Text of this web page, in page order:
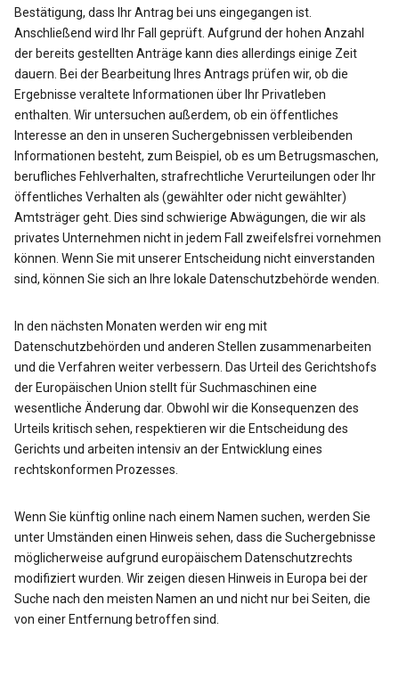
Bestätigung, dass Ihr Antrag bei uns eingegangen ist.
Anschließend wird Ihr Fall geprüft. Aufgrund der hohen Anzahl
der bereits gestellten Anträge kann dies allerdings einige Zeit
dauern. Bei der Bearbeitung Ihres Antrags prüfen wir, ob die
Ergebnisse veraltete Informationen über Ihr Privatleben
enthalten. Wir untersuchen außerdem, ob ein öffentliches
Interesse an den in unseren Suchergebnissen verbleibenden
Informationen besteht, zum Beispiel, ob es um Betrugsmaschen,
berufliches Fehlverhalten, strafrechtliche Verurteilungen oder Ihr
öffentliches Verhalten als (gewählter oder nicht gewählter)
Amtsträger geht. Dies sind schwierige Abwägungen, die wir als
privates Unternehmen nicht in jedem Fall zweifelsfrei vornehmen
können. Wenn Sie mit unserer Entscheidung nicht einverstanden
sind, können Sie sich an Ihre lokale Datenschutzbehörde wenden.
In den nächsten Monaten werden wir eng mit
Datenschutzbehörden und anderen Stellen zusammenarbeiten
und die Verfahren weiter verbessern. Das Urteil des Gerichtshofs
der Europäischen Union stellt für Suchmaschinen eine
wesentliche Änderung dar. Obwohl wir die Konsequenzen des
Urteils kritisch sehen, respektieren wir die Entscheidung des
Gerichts und arbeiten intensiv an der Entwicklung eines
rechtskonformen Prozesses.
Wenn Sie künftig online nach einem Namen suchen, werden Sie
unter Umständen einen Hinweis sehen, dass die Suchergebnisse
möglicherweise aufgrund europäischem Datenschutzrechts
modifiziert wurden. Wir zeigen diesen Hinweis in Europa bei der
Suche nach den meisten Namen an und nicht nur bei Seiten, die
von einer Entfernung betroffen sind.